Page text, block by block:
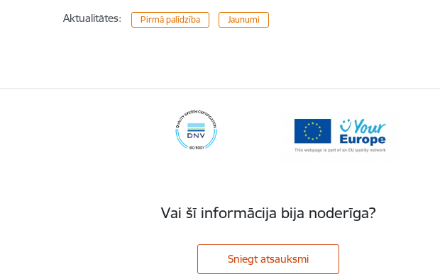
Aktualitātes: Pirmā palīdzība Jaunumi
Vai šī informācija bija noderīga?
Sniegt atsauksmi